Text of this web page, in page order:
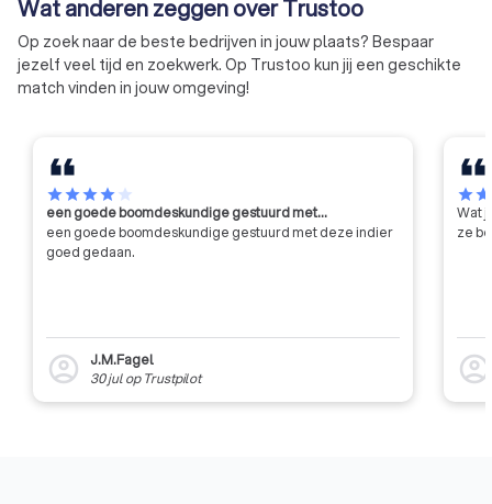
Wat anderen zeggen over Trustoo
Op zoek naar de beste bedrijven in jouw plaats? Bespaar
jezelf veel tijd en zoekwerk. Op Trustoo kun jij een geschikte
match vinden in jouw omgeving!
starstarstarstarstar
een goede boomdeskundige gestuurd met…
een goede boomdeskundige gestuurd met deze indier
goed gedaan.
account_circle
J.M.Fagel
30 julop Trustpilot
starstar
Wat
ze
account_circle